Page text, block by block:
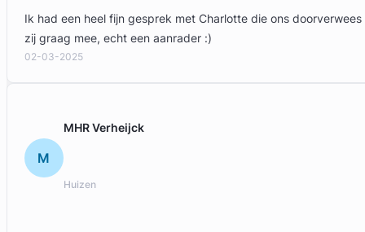
Ik had een heel fijn gesprek met Charlotte die ons
zij graag mee, echt een aanrader :)
02-03-2025
M
MHR Verheijck
Huizen